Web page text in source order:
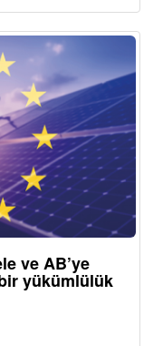
ve AB’ye
yükümlülük